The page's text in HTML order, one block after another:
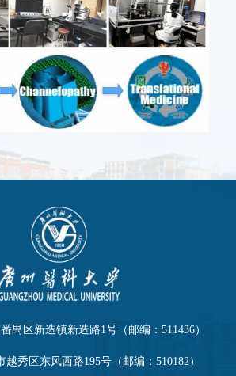
禺区新造镇新造路1号（邮编：511436）
秀区东风西路195号（邮编：510182）